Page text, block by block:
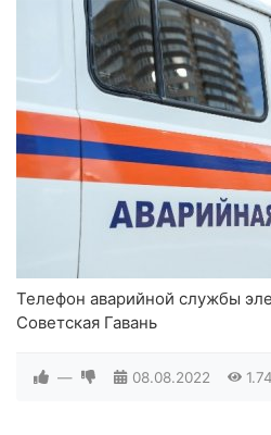
Телефон аварийной службы
Советская Гавань
— 08.08.2022